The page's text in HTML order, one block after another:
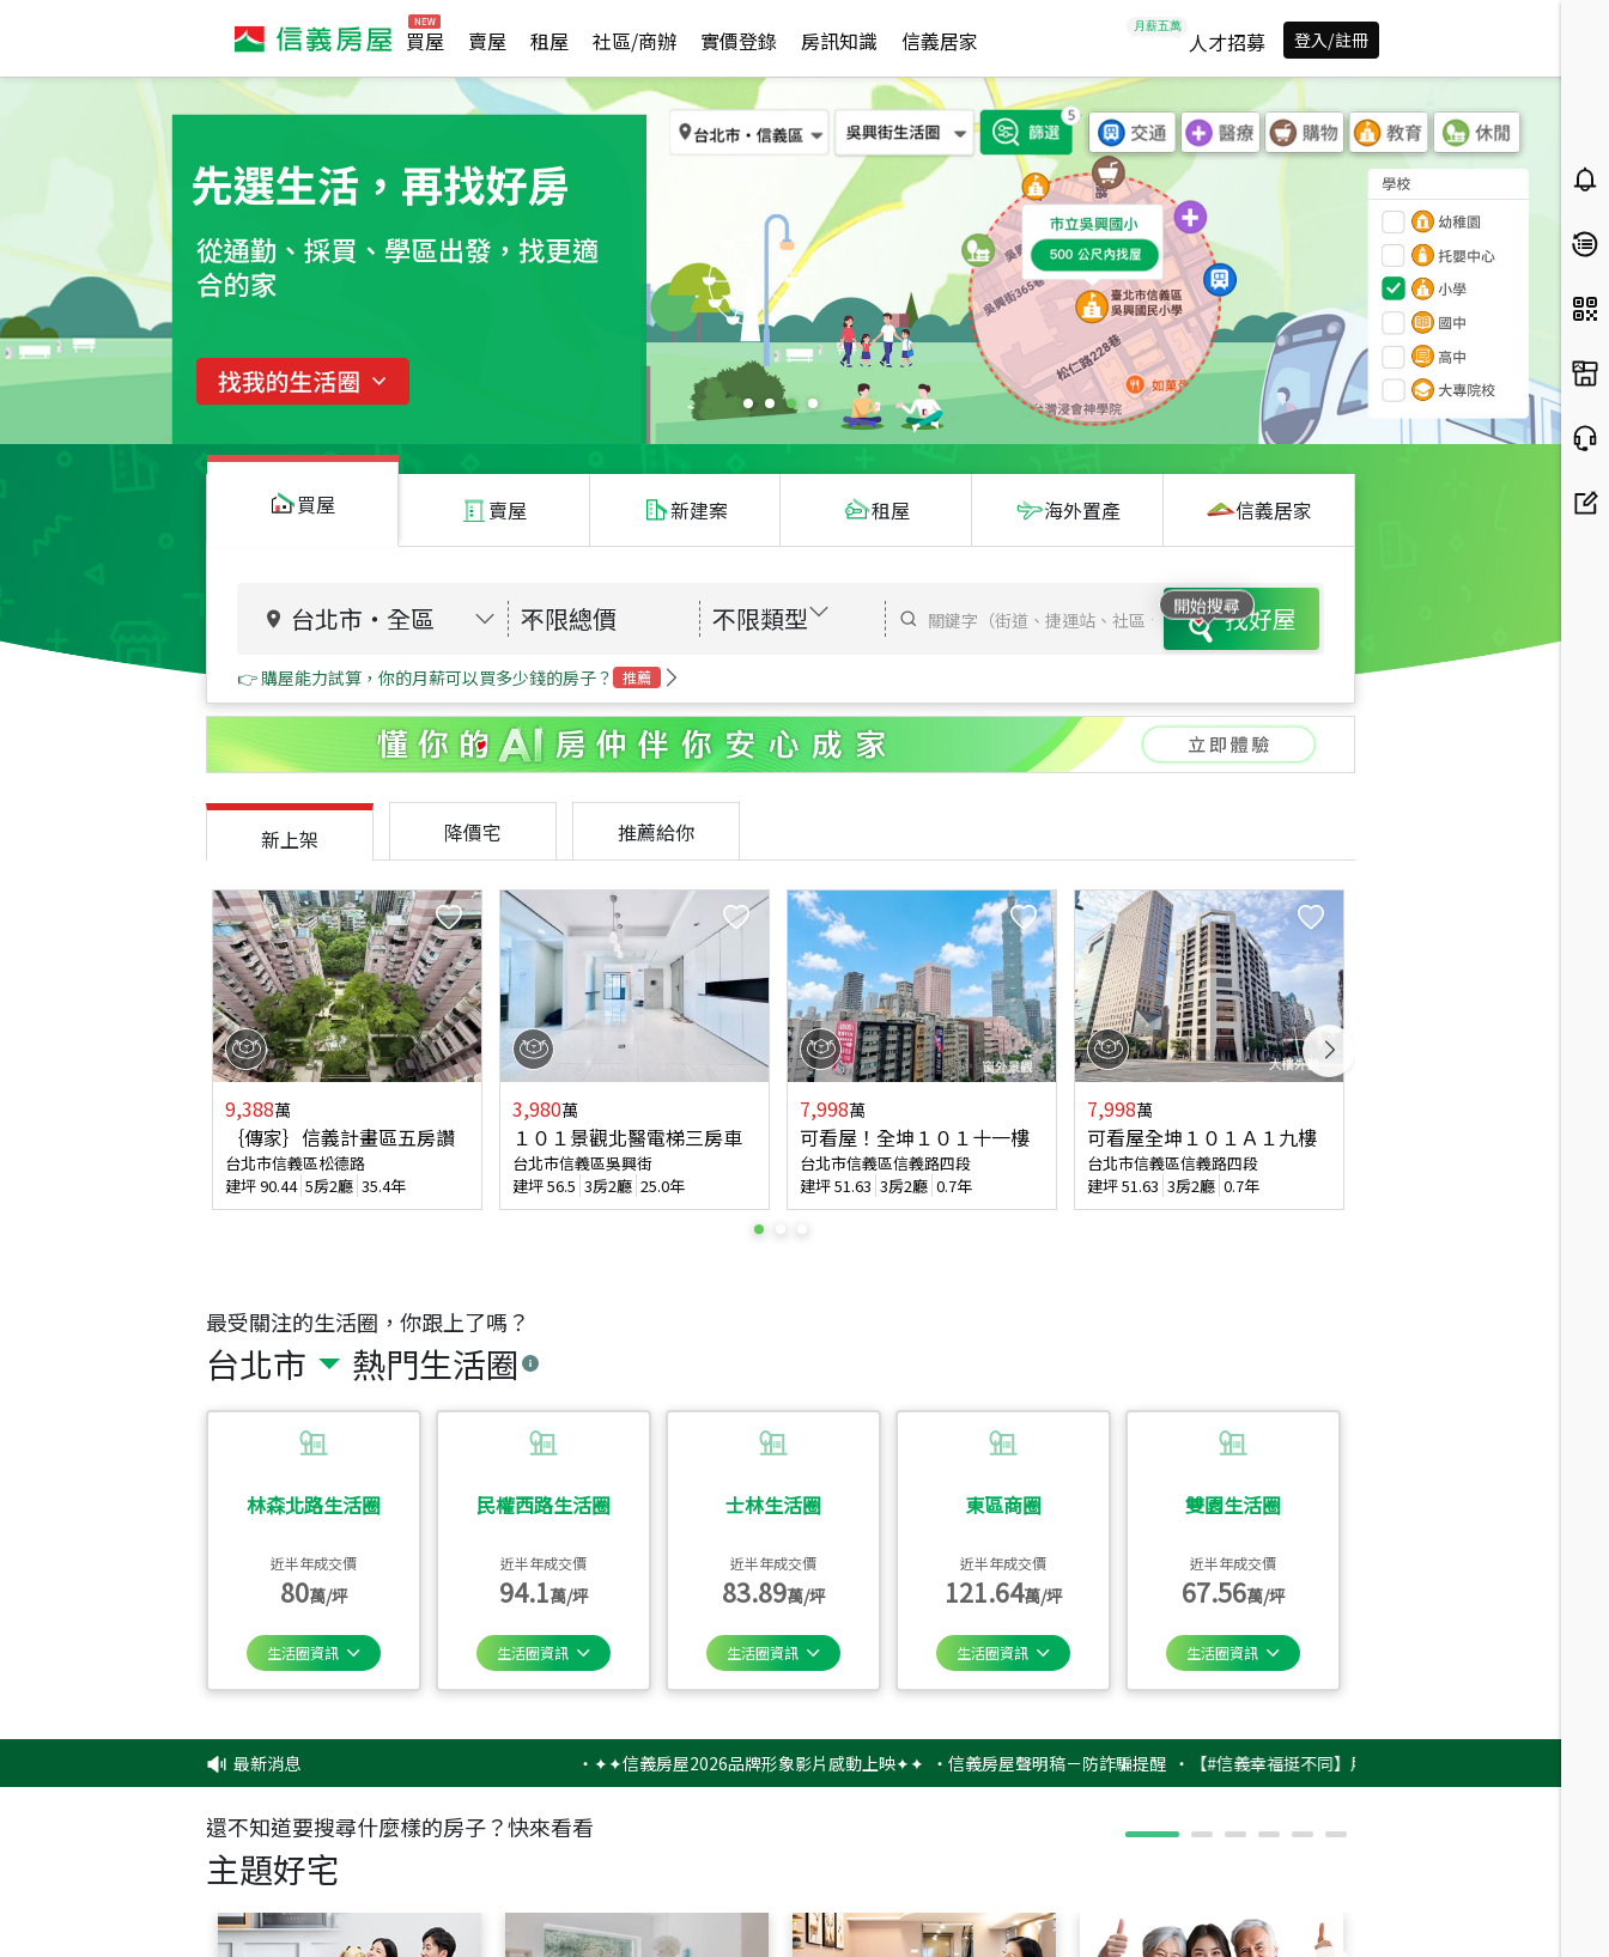
買屋 賣屋 租屋 社區/商辦 實價登錄 房訊知識 信義居家 人才招募 登入/註冊
買屋 賣屋 新建案 租屋 海外置產 信義居家
台北市 ・ 全區 不限總價 不限類型
開始搜尋
找好屋
👉 購屋能力試算，你的月薪可以買多少錢的房子？ 推薦
最受關注的生活圈，你跟上了嗎？
台北市 熱門生活圈
林森北路生活圈
近半年成交價
80萬/坪
生活圈資訊
民權西路生活圈
近半年成交價
94.1萬/坪
生活圈資訊
士林生活圈
近半年成交價
83.89萬/坪
生活圈資訊
東區商圈
近半年成交價
121.64萬/坪
生活圈資訊
雙園生活圈
近半年成交價
67.56萬/坪
生活圈資訊
新上架 降價宅 推薦給你
9,388萬
｛傳家｝信義計畫區五房讚
台北市信義區松德路
建坪90.44 5房2廳 35.4年
3,980萬
１０１景觀北醫電梯三房車
台北市信義區吳興街
建坪56.5 3房2廳 25.0年
7,998萬
可看屋！全坤１０１十一樓
台北市信義區信義路四段
建坪51.63 3房2廳 0.7年
7,998萬
可看屋全坤１０１Ａ１九樓
台北市信義區信義路四段
建坪51.63 3房2廳 0.7年
最新消息 ✦✦信義房屋2026品牌形象影片感動上映✦✦ ‧信義房屋聲明稿－防詐騙提醒 ‧【#信義幸福挺不同】用實力，讓升職免抽號碼牌！最新雇主品
還不知道要搜尋什麼樣的房子？快來看看
主題好宅